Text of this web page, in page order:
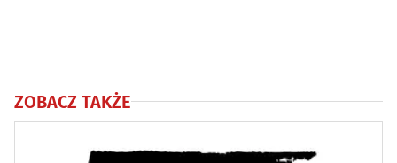
ZOBACZ TAKŻE